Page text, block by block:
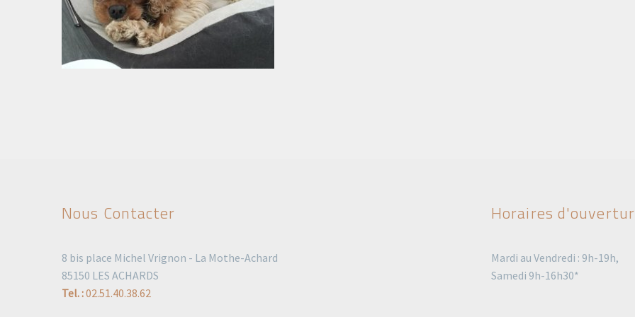
Nous Contacter
8 bis place Michel Vrignon - La Mothe-Achard
85150 LES ACHARDS
Tel. :02.51.40.38.62
Horaires
Mardi au Vendredi : 9h-19h,
Samedi 9h-16h30*